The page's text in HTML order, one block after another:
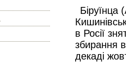
Біруїнца
в Росії
збирання
декаді